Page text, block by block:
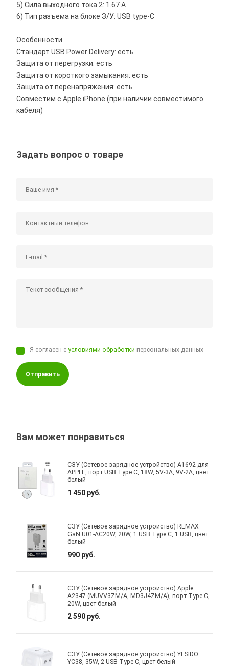
5) Сила выходного тока 2: 1.67 A
6) Тип разъема на блоке З/У: USB type-C
Особенности
Стандарт USB Power Delivery: есть
Защита от перегрузки: есть
Защита от короткого замыкания: есть
Защита от перенапряжения: есть
Совместим с Apple iPhone (при наличии совместимого
кабеля)
Задать вопрос о товаре
Я согласен сусловиями обработки персональных данных
Отправить
Вам может понравиться
СЗУ (Сетевое зарядное устройство) A1692 для
APPLE, порт USB Type C, 18W, 5V-3A, 9V-2A, цвет
белый
1 450 руб.
СЗУ (Сетевое зарядное устройство) REMAX
GaN U01-AC20W, 20W, 1 USB Type C, 1 USB, цвет
белый
990 руб.
СЗУ (Сетевое зарядное устройство) Apple
A2347 (MUVV3ZM/A, MD3J4ZM/A), порт Type-C,
20W, цвет белый
2 590 руб.
СЗУ (Сетевое зарядное устройство) YESIDO
YC38, 35W, 2 USB Type C, цвет белый